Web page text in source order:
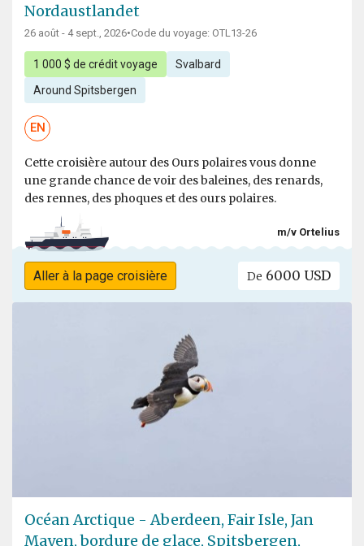
Nordaustlandet
26 août - 4 sept., 2026•Code du voyage: OTL13-26
1 000 $ de crédit voyage Svalbard
Around Spitsbergen
EN
Cette croisière autour des Ours polaires vous donne
une grande chance de voir des baleines, des renards,
des rennes, des phoques et des ours polaires.
m/v Ortelius
Aller à la page croisière De 6000 USD
Océan Arctique - Aberdeen, Fair Isle, Jan
Mayen, bordure de glace, Spitsbergen,